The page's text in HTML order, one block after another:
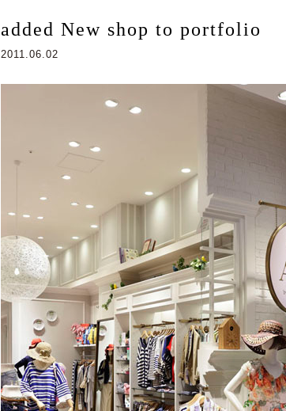
added New shop to portfolio
2011.06.02